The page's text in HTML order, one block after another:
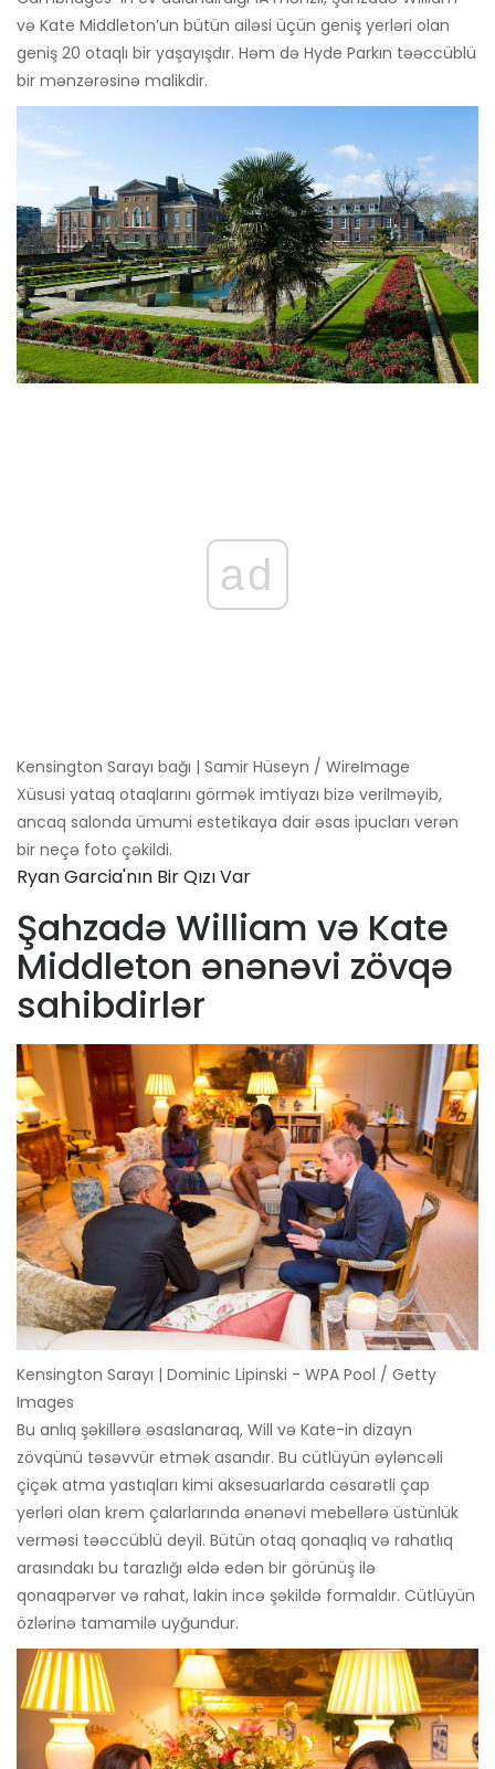
və Kate Middleton’un bütün ailəsi üçün geniş yerləri olan
geniş 20 otaqlı bir yaşayışdır. Həm də Hyde Parkın təəccüblü
bir mənzərəsinə malikdir.
ad
Kensington Sarayı bağı | Samir Hüseyn / WireImage
Xüsusi yataq otaqlarını görmək imtiyazı bizə verilməyib,
ancaq salonda ümumi estetikaya dair əsas ipucları verən
bir neçə foto çəkildi.
Ryan Garcia'nın Bir Qızı Var
Şahzadə William və Kate
Middleton ənənəvi zövqə
sahibdirlər
Kensington Sarayı | Dominic Lipinski - WPA Pool / Getty
Images
Bu anlıq şəkillərə əsaslanaraq, Will və Kate-in dizayn
zövqünü təsəvvür etmək asandır. Bu cütlüyün əyləncəli
çiçək atma yastıqları kimi aksesuarlarda cəsarətli çap
yerləri olan krem ​​çalarlarında ənənəvi mebellərə üstünlük
verməsi təəccüblü deyil. Bütün otaq qonaqlıq və rahatlıq
arasındakı bu tarazlığı əldə edən bir görünüş ilə
qonaqpərvər və rahat, lakin incə şəkildə formaldır. Cütlüyün
özlərinə tamamilə uyğundur.